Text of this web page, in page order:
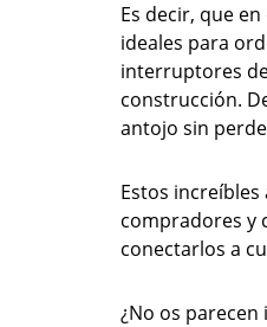
Es decir, que
ideales para
interruptores
construcción.
antojo sin
Estos
compradores y
conectarlos a
¿No os parecen